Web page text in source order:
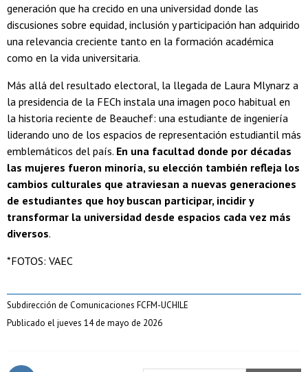
generación que ha crecido en una universidad donde las
discusiones sobre equidad, inclusión y participación han adquirido
una relevancia creciente tanto en la formación académica
como en la vida universitaria.
Más allá del resultado electoral, la llegada de Laura Mlynarz a
la presidencia de la FECh instala una imagen poco habitual en
la historia reciente de Beauchef: una estudiante de ingeniería
liderando uno de los espacios de representación estudiantil más
emblemáticos del país. En una facultad donde por décadas
las mujeres fueron minoría, su elección también refleja los
cambios culturales que atraviesan a nuevas generaciones
de estudiantes que hoy buscan participar, incidir y
transformar la universidad desde espacios cada vez más
diversos.
*FOTOS: VAEC
Subdirección de Comunicaciones FCFM-UCHILE
Publicado el jueves 14 de mayo de 2026